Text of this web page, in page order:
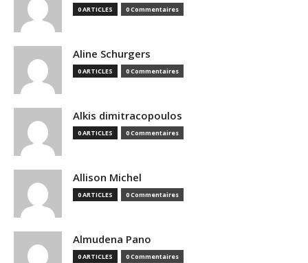
0 ARTICLES 0 Commentaires
Aline Schurgers
0 ARTICLES 0 Commentaires
Alkis dimitracopoulos
0 ARTICLES 0 Commentaires
Allison Michel
0 ARTICLES 0 Commentaires
Almudena Pano
0 ARTICLES 0 Commentaires